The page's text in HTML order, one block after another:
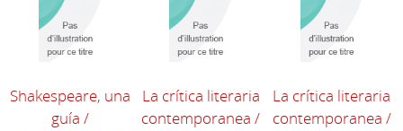
Shakespeare, una
guía /
La crítica literaria
contemporanea /
La crítica literaria
contemporanea /